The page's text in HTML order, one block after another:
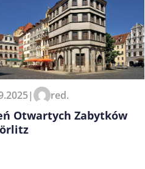
przeglądarce podczas pisania
| red.
Otwartych Zabytków